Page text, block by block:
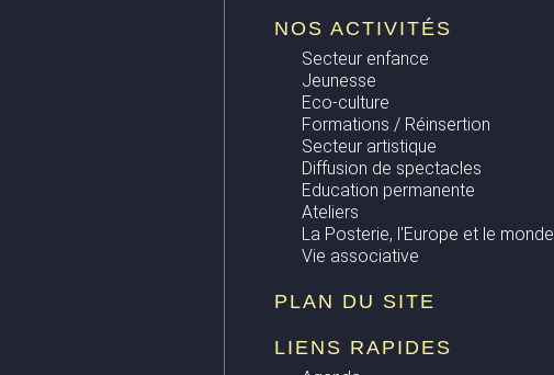
NOS ACTIVITÉS
Secteur enfance
Jeunesse
Eco-culture
Formations / Réinsertion
Secteur artistique
Diffusion de spectacles
Education permanente
Ateliers
La Posterie, l'Europe et le monde
Vie associative
PLAN DU SITE
LIENS RAPIDES